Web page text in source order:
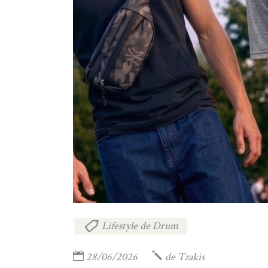
Lifestyle de Drum
28/06/2026 de Tzakis